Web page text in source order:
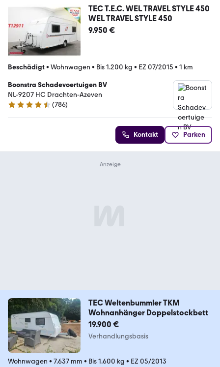
TEC T.E.C. WEL TRAVEL STYLE 450
WEL TRAVEL STYLE 450
9.950 €
Beschädigt• Wohnwagen • Bis 1.200 kg • EZ 07/2015 • 1 km
Boonstra Schadevoertuigen BV
NL-9207 HC Drachten-Azeven
4.4 Sterne
(786)
Kontakt Parken
TEC Weltenbummler TKM
Wohnanhänger Doppelstockbett
19.900 €
Verhandlungsbasis
Wohnwagen • 7.637 mm • Bis 1.600 kg • EZ 05/2013